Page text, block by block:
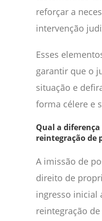
reforçar a
intervenção
Esses
garantir que o
situação e
forma célere e
Qual a
reintegração de
A imissão de
direito de
ingresso inicial
reintegração